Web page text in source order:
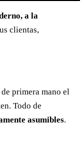
a la
clientas,
primera mano el
Todo de
asumibles.